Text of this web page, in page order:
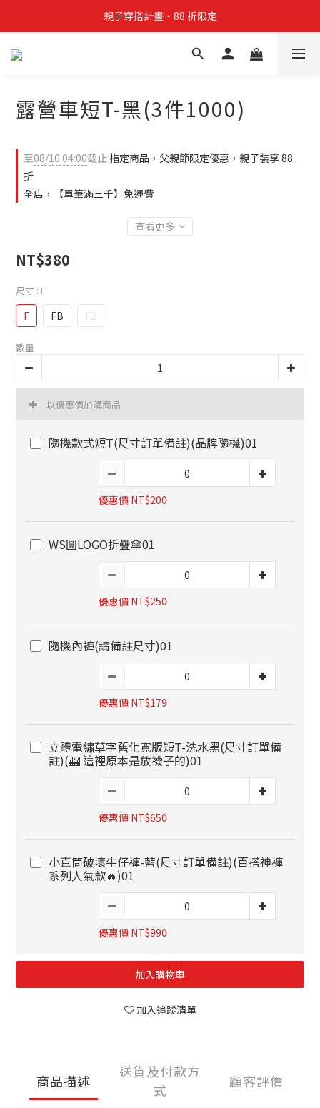
親子穿搭計畫・88 折限定
親子穿搭計畫・88 折限定
貼身補貨計畫  任選 6 件 $888
親子穿搭計畫・88 折限定
露營車短T-黑(3件1000)
至08/10 04:00截止 指定商品，父親節限定優惠，親子裝享 88
折
全店，【單筆滿三千】免運費
查看更多
NT$380
尺寸 : F
F FB F2
數量
以優惠價加購商品
隨機款式短T(尺寸訂單備註)(品牌隨機)01
優惠價 NT$200
WS圓LOGO折疊傘01
優惠價 NT$250
隨機內褲(請備註尺寸)01
優惠價 NT$179
立體電繡草字舊化寬版短T-洗水黑(尺寸訂單備
註)(🎰 這裡原本是放襪子的)01
優惠價 NT$650
小直筒破壞牛仔褲-藍(尺寸訂單備註)(百搭神褲
系列人氣款🔥)01
優惠價 NT$990
加入購物車
加入追蹤清單
商品描述
送貨及付款方
式
顧客評價